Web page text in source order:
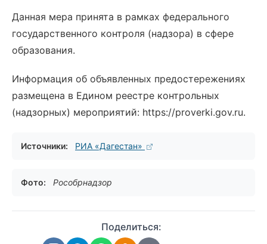
Данная мера принята в рамках федерального
государственного контроля (надзора) в сфере
образования.
Информация об объявленных предостережениях
размещена в Едином реестре контрольных
(надзорных) мероприятий: https://proverki.gov.ru.
Источники: РИА «Дагестан»
Фото: Рособрнадзор
Поделиться: